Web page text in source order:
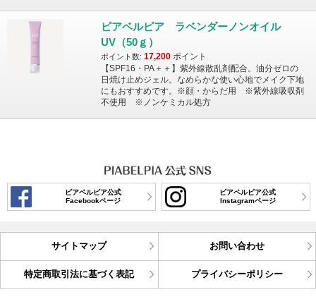
ピアベルピア ラベンダーノンオイル
UV（50ｇ）
ポイント数: 17,200 ポイント
【SPF16・PA＋＋】紫外線散乱剤配合。油分ゼロの
日焼け止めジェル。なめらかな使い心地でメイク下地
にもおすすめです。※顔・からだ用 ※紫外線吸収剤
不使用 ※ノンケミカル処方
ピアベルピア公式
Facebookページ
ピアベルピア公式
Instagramページ
サイトマップ お問い合わせ
特定商取引法に基づく表記 プライバシーポリシー